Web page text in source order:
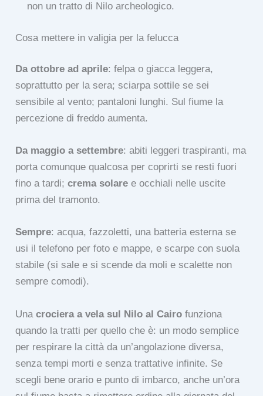
non un tratto di Nilo archeologico.
Cosa mettere in valigia per la felucca
Da ottobre ad aprile: felpa o giacca leggera,
soprattutto per la sera; sciarpa sottile se sei
sensibile al vento; pantaloni lunghi. Sul fiume la
percezione di freddo aumenta.
Da maggio a settembre: abiti leggeri traspiranti, ma
porta comunque qualcosa per coprirti se resti fuori
fino a tardi;crema solare e occhiali nelle uscite
prima del tramonto.
Sempre: acqua, fazzoletti, una batteria esterna se
usi il telefono per foto e mappe, e scarpe con suola
stabile (si sale e si scende da moli e scalette non
sempre comodi).
Unacrociera a vela sul Nilo al Cairo funziona
quando la tratti per quello che è: un modo semplice
per respirare la città da un’angolazione diversa,
senza tempi morti e senza trattative infinite. Se
scegli bene orario e punto di imbarco, anche un’ora